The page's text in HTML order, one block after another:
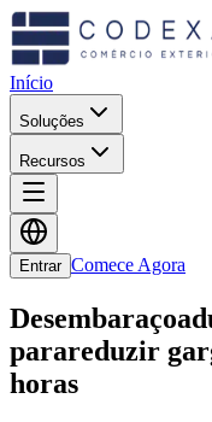
Início
Soluções
Recursos
Entrar Comece Agora
Desembaraço
parareduzir
horas